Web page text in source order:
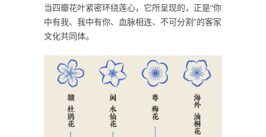
当四瓣花叶紧密环绕莲心，它所呈现的，正是“你
中有我、我中有你、血脉相连、不可分割”的客家
文化共同体。